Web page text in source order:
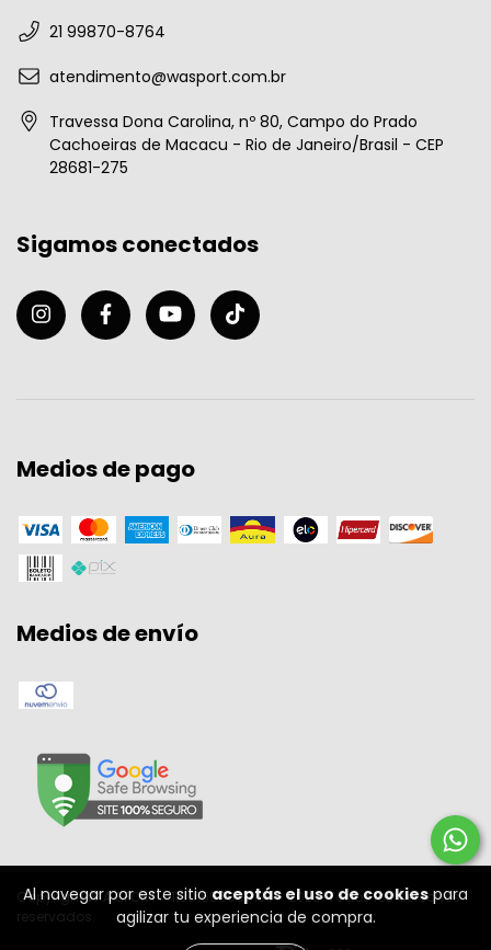
Al navegar por este sitioaceptás el uso de cookiespara
agilizar tu experiencia de compra.
21 99870-8764
atendimento@wasport.com.br
Travessa Dona Carolina, nº 80, Campo do Prado
Cachoeiras de Macacu - Rio de Janeiro/Brasil - CEP
28681-275
Sigamos conectados
Medios de pago
Medios de envío
Copyright W A SPORT - 11301556000134 - 2026. Todos los derechos
reservados.